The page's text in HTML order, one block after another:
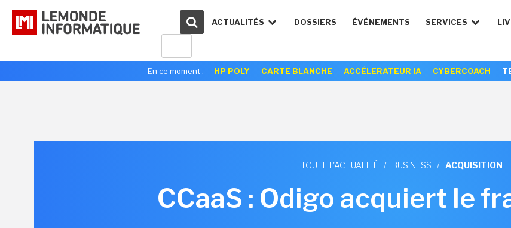
ACTUALITÉS DOSSIERS ÉVÉNEMENTS SERVICES
En ce moment : HP POLY CARTE BLANCHE ACCÉLERATEUR IA CYBERCOACH
TOUTE L'ACTUALITÉ / BUSINESS / ACQUISITION
CCaaS : Odigo acquiert le